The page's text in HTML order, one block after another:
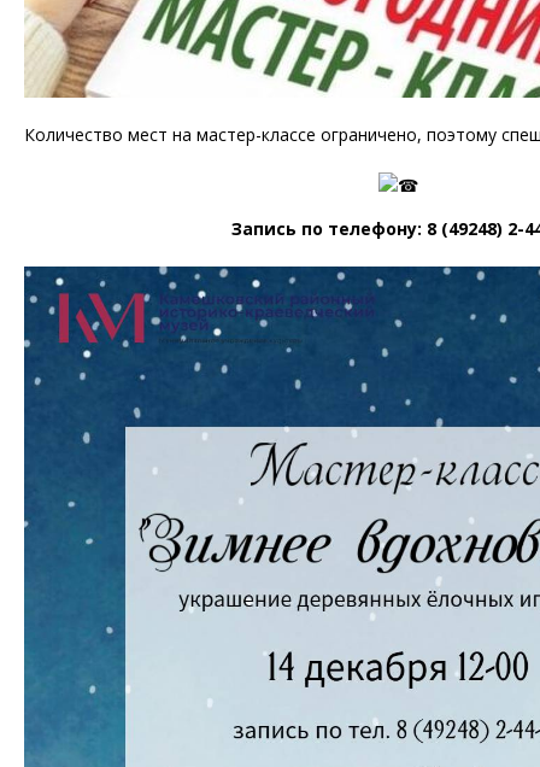
Количество мест на мастер-классе ограничено, поэтому
Запись по телефону: 8 (49248) 2-